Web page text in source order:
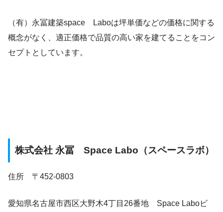
（有）永冨建築space Laboは坪単価などの価格に関する
概念がなく、適正価格で品質の高い家を建てることをコン
セプトとしています。
株式会社 永冨 Space Labo（スペースラボ）
住所 〒452-0803
愛知県名古屋市西区大野木4丁目26番地 Space Laboビ